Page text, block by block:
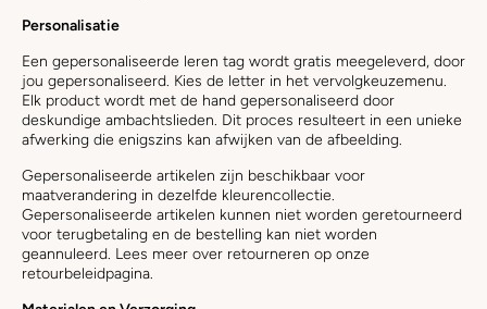
Personalisatie
Een gepersonaliseerde leren tag wordt gratis meegeleverd, door
jou gepersonaliseerd. Kies de letter in het vervolgkeuzemenu.
Elk product wordt met de hand gepersonaliseerd door
deskundige ambachtslieden. Dit proces resulteert in een unieke
afwerking die enigszins kan afwijken van de afbeelding.
Gepersonaliseerde artikelen zijn beschikbaar voor
maatverandering in dezelfde kleurencollectie.
Gepersonaliseerde artikelen kunnen niet worden geretourneerd
voor terugbetaling en de bestelling kan niet worden
geannuleerd. Lees meer over retourneren op onze
retourbeleidpagina.